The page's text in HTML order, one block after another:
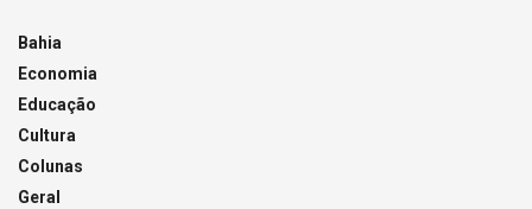
Bahia
Economia
Educação
Cultura
Colunas
Geral